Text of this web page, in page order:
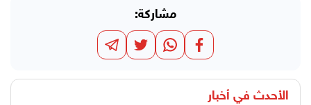
مشاركة:
الأحدث في أخبار